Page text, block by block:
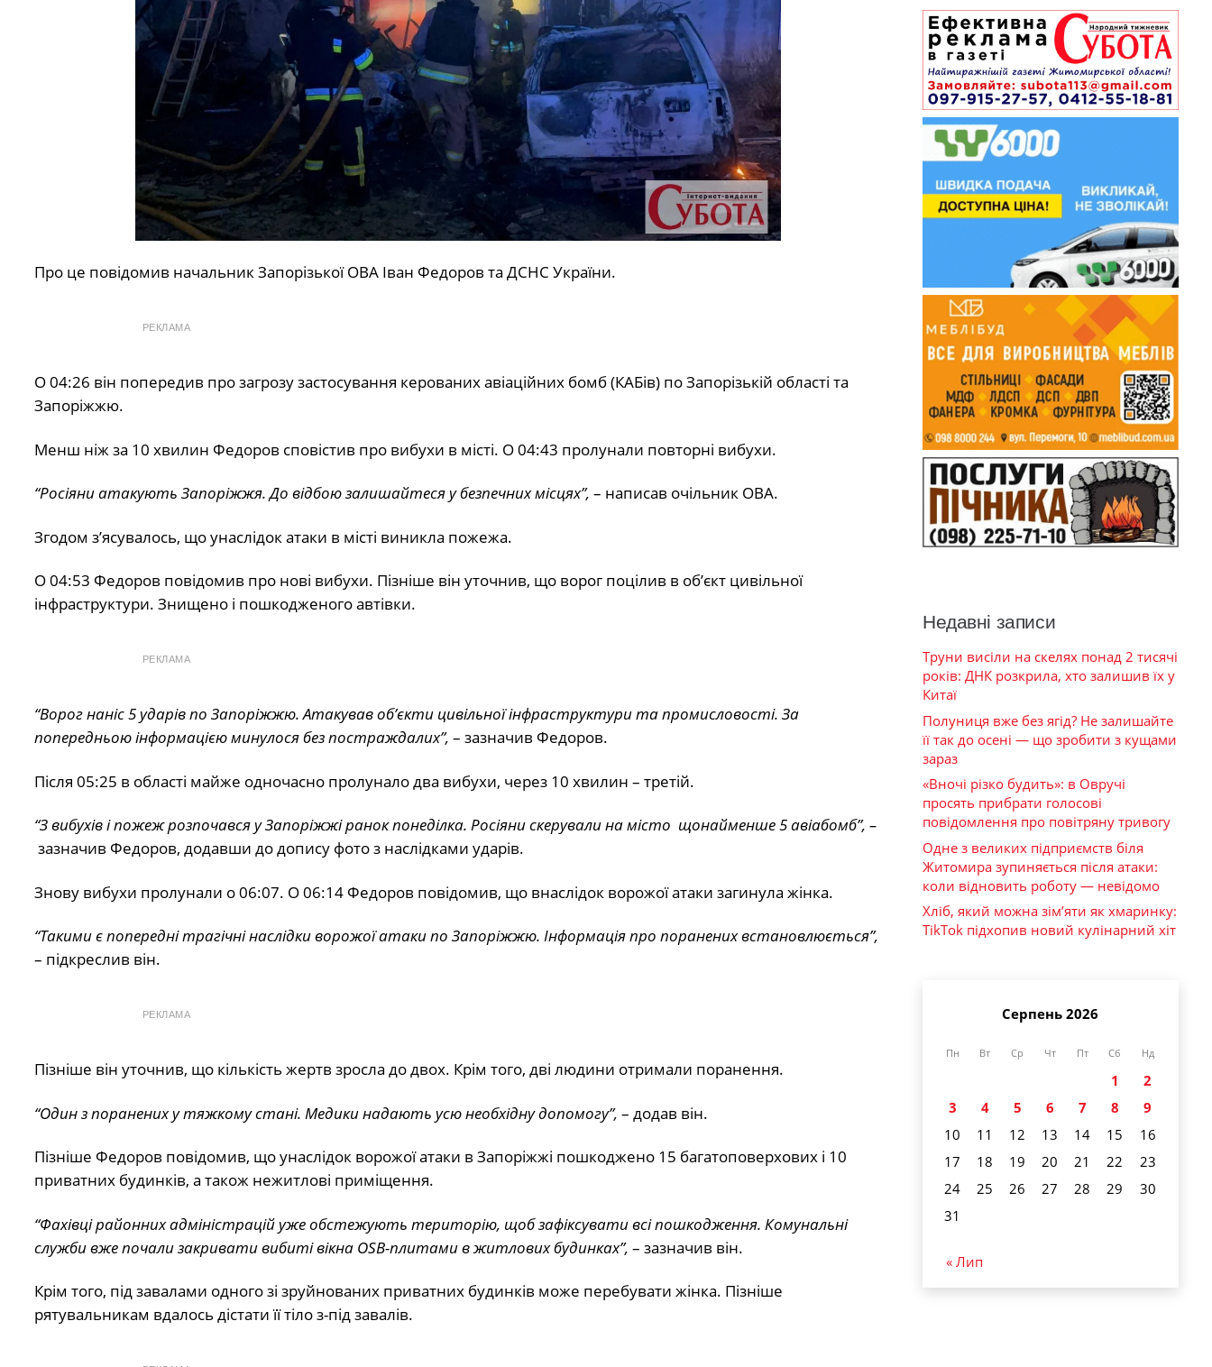
Про це повідомив начальник Запорізької ОВА Іван Федоров та ДСНС України.
РЕКЛАМА
О 04:26 він попередив про загрозу застосування керованих авіаційних бомб (КАБів) по Запорізькій області та
Запоріжжю.
Менш ніж за 10 хвилин Федоров сповістив про вибухи в місті. О 04:43 пролунали повторні вибухи.
“Росіяни атакують Запоріжжя. До відбою залишайтеся у безпечних місцях”, – написав очільник ОВА.
Згодом з’ясувалось, що унаслідок атаки в місті виникла пожежа.
О 04:53 Федоров повідомив про нові вибухи. Пізніше він уточнив, що ворог поцілив в обʼєкт цивільної
інфраструктури. Знищено і пошкодженого автівки.
РЕКЛАМА
“Ворог наніс 5 ударів по Запоріжжю. Атакував обʼєкти цивільної інфраструктури та промисловості. За
попередньою інформацією минулося без постраждалих”, – зазначив Федоров.
Після 05:25 в області майже одночасно пролунало два вибухи, через 10 хвилин – третій.
“З вибухів і пожеж розпочався у Запоріжжі ранок понеділка. Росіяни скерували на місто щонайменше 5 авіабомб”, –
зазначив Федоров, додавши до допису фото з наслідками ударів.
Знову вибухи пролунали о 06:07. О 06:14 Федоров повідомив, що внаслідок ворожої атаки загинула жінка.
“Такими є попередні трагічні наслідки ворожої атаки по Запоріжжю. Інформація про поранених встановлюється”,
– підкреслив він.
РЕКЛАМА
Пізніше він уточнив, що кількість жертв зросла до двох. Крім того, дві людини отримали поранення.
“Один з поранених у тяжкому стані. Медики надають усю необхідну допомогу”, – додав він.
Пізніше Федоров повідомив, що унаслідок ворожої атаки в Запоріжжі пошкоджено 15 багатоповерхових і 10
приватних будинків, а також нежитлові приміщення.
“Фахівці районних адміністрацій уже обстежують територію, щоб зафіксувати всі пошкодження. Комунальні
служби вже почали закривати вибиті вікна OSB-плитами в житлових будинках”, – зазначив він.
Крім того, під завалами одного зі зруйнованих приватних будинків може перебувати жінка. Пізніше
рятувальникам вдалось дістати її тіло з-під завалів.
Недавні записи
Труни висіли на скелях понад 2 тисячі
років: ДНК розкрила, хто залишив їх у
Китаї
Полуниця вже без ягід? Не залишайте
її так до осені — що зробити з кущами
зараз
«Вночі різко будить»: в Овручі
просять прибрати голосові
повідомлення про повітряну тривогу
Одне з великих підприємств біля
Житомира зупиняється після атаки:
коли відновить роботу — невідомо
Хліб, який можна зім’яти як хмаринку:
TikTok підхопив новий кулінарний хіт
Серпень 2026
Пн Вт Ср Чт Пт Сб Нд
1
2
3
4 5 6 7 8
9
10
11 12 13 14 15
16
17
18 19 20 21 22
23
24
25 26 27 28 29
30
31
« Лип